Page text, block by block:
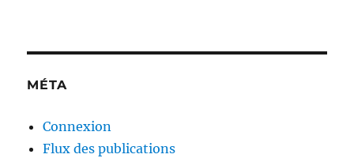
MÉTA
Connexion
Flux des publications